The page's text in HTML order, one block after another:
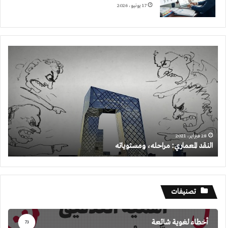
17 يونيو، 2026
المعماري:
مراحله،
ومستوياته
28 فبراير، 2021
النقد المعماري: مراحله، ومستوياته
تصنيفات
أخطاء لغوية شائعة 73